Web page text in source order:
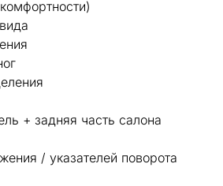
+ задняя часть салона
/ указателей поворота